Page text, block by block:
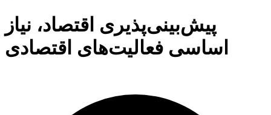
پیش‌بینی‌پذیری اقتصاد، نیاز
اساسی فعالیت‌های اقتصادی